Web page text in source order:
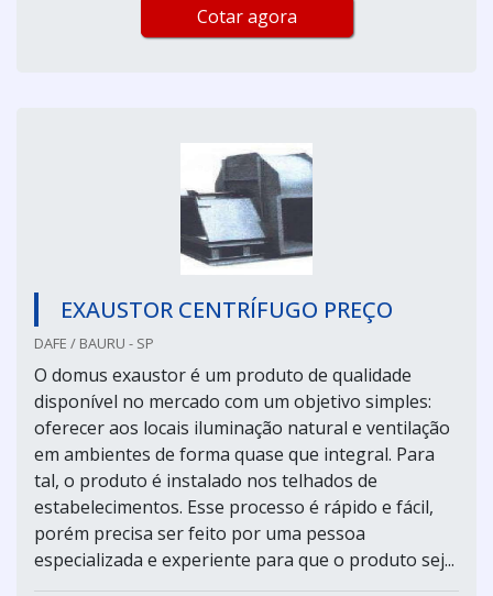
Cotar agora
EXAUSTOR CENTRÍFUGO PREÇO
DAFE / BAURU - SP
O domus exaustor é um produto de qualidade
disponível no mercado com um objetivo simples:
oferecer aos locais iluminação natural e ventilação
em ambientes de forma quase que integral. Para
tal, o produto é instalado nos telhados de
estabelecimentos. Esse processo é rápido e fácil,
porém precisa ser feito por uma pessoa
especializada e experiente para que o produto sej...